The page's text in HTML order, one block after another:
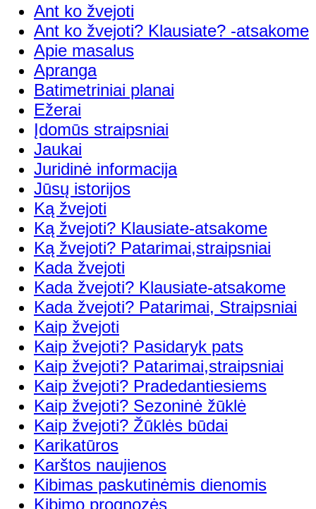
Ant ko žvejoti
Ant ko žvejoti? Klausiate? -atsakome
Apie masalus
Apranga
Batimetriniai planai
Ežerai
Įdomūs straipsniai
Jaukai
Juridinė informacija
Jūsų istorijos
Ką žvejoti
Ką žvejoti? Klausiate-atsakome
Ką žvejoti? Patarimai,straipsniai
Kada žvejoti
Kada žvejoti? Klausiate-atsakome
Kada žvejoti? Patarimai, Straipsniai
Kaip žvejoti
Kaip žvejoti? Pasidaryk pats
Kaip žvejoti? Patarimai,straipsniai
Kaip žvejoti? Pradedantiesiems
Kaip žvejoti? Sezoninė žūklė
Kaip žvejoti? Žūklės būdai
Karikatūros
Karštos naujienos
Kibimas paskutinėmis dienomis
Kibimo prognozės